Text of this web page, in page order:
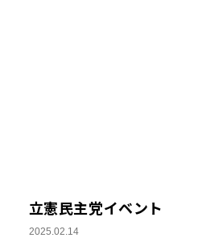
立憲民主党イベント
2025.02.14